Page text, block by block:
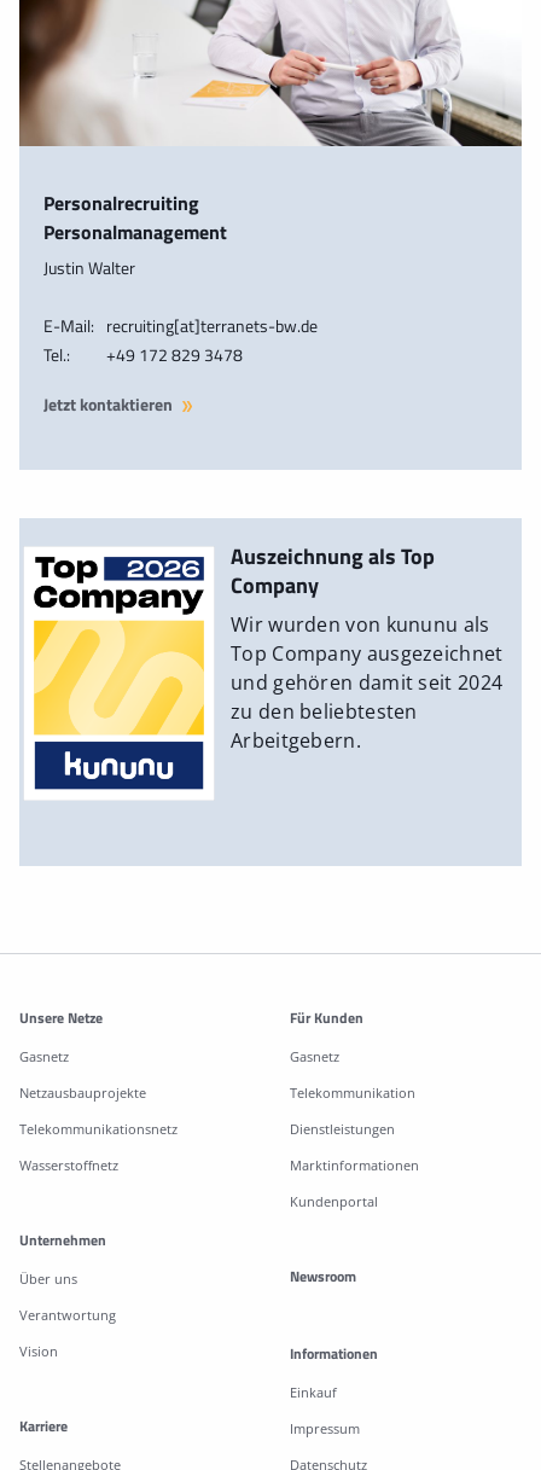
Personalrecruiting
Personalmanagement
Justin Walter
E-Mail: recruiting[at]terranets-bw.de
Tel.:
+49 172 829 3478
Jetzt kontaktieren
Auszeichnung als Top
Company
Wir wurden von kununu als
Top Company ausgezeichnet
und gehören damit seit 2024
zu den beliebtesten
Arbeitgebern.
Weitere Informationen
Unsere Netze
Gasnetz
Netzausbauprojekte
Telekommunikationsnetz
Wasserstoffnetz
Für Kunden
Gasnetz
Telekommunikation
Dienstleistungen
Marktinformationen
Kundenportal
Unternehmen
Über uns
Verantwortung
Vision
Karriere
Stellenangebote
Newsroom
Informationen
Einkauf
Impressum
Datenschutz